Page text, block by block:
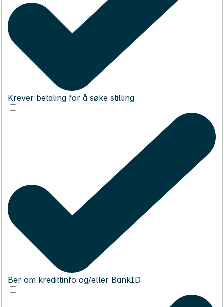
Krever betaling for å søke stilling
Ber om kredittinfo og/eller BankID